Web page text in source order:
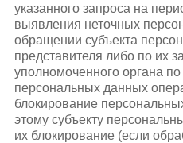
указанного запроса на
выявления неточных
обращении субъекта
представителя либо по их
уполномоченного органа
персональных данных
блокирование
этому субъекту
их блокирование (если